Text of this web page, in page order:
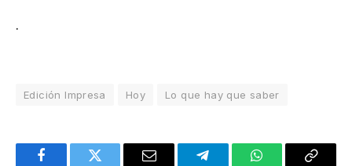
.
Edición Impresa Hoy Lo que hay que saber